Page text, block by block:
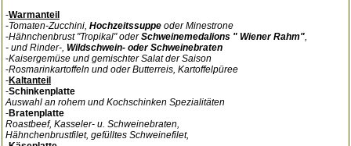
-Warmanteil
-Tomaten-Zucchini, Hochzeitssuppe oder Minestrone
-Hähnchenbrust "Tropikal" oderSchweinemedalions " Wiener Rahm",
- und Rinder-, Wildschwein- oder Schweinebraten
-Kaisergemüse und gemischter Salat der Saison
-Rosmarinkartoffeln und oder Butterreis, Kartoffelpüree
-Kaltanteil
-Schinkenplatte
Auswahl an rohem und Kochschinken Spezialitäten
-Bratenplatte
Roastbeef, Kasseler- u. Schweinebraten,
Hähnchenbrustfilet, gefülltes Schweinefilet,